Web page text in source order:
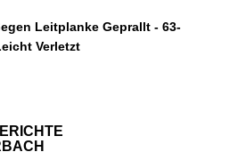
Leitplanke Geprallt - 63-
Verletzt